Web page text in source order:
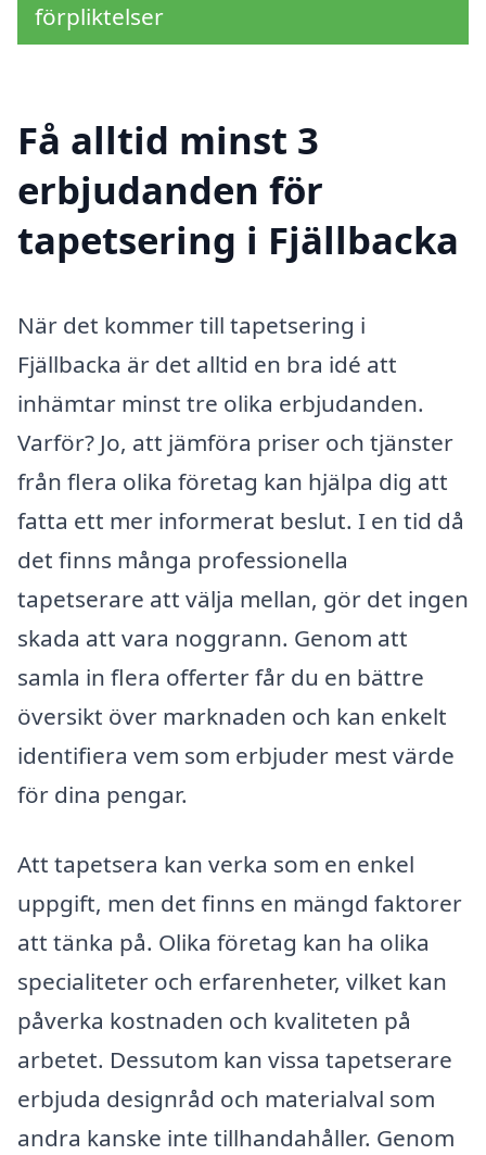
förpliktelser
Få alltid minst 3
erbjudanden för
tapetsering i Fjällbacka
När det kommer till tapetsering i
Fjällbacka är det alltid en bra idé att
inhämtar minst tre olika erbjudanden.
Varför? Jo, att jämföra priser och tjänster
från flera olika företag kan hjälpa dig att
fatta ett mer informerat beslut. I en tid då
det finns många professionella
tapetserare att välja mellan, gör det ingen
skada att vara noggrann. Genom att
samla in flera offerter får du en bättre
översikt över marknaden och kan enkelt
identifiera vem som erbjuder mest värde
för dina pengar.
Att tapetsera kan verka som en enkel
uppgift, men det finns en mängd faktorer
att tänka på. Olika företag kan ha olika
specialiteter och erfarenheter, vilket kan
påverka kostnaden och kvaliteten på
arbetet. Dessutom kan vissa tapetserare
erbjuda designråd och materialval som
andra kanske inte tillhandahåller. Genom